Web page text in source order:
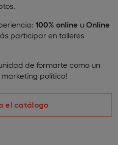
100% online u Online
participar en talleres
de formarte como un
político!
el catálogo